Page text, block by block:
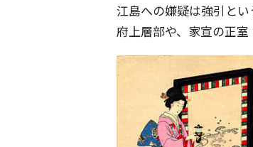
江島への嫌疑は強引と
府上層部や、家宣の正室